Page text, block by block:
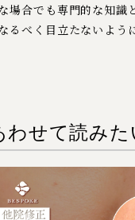
場合でも専門的な知識
るべく目立たないよう
わせて読みた